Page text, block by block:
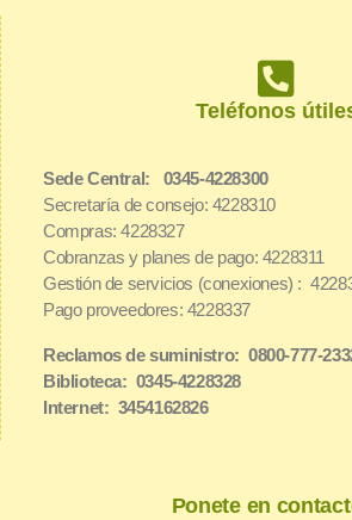
Teléfonos
Sede Central: 0345-4228300
Secretaría de consejo: 4228310
Compras: 4228327
Cobranzas y planes de pago: 4228311
Gestión de servicios (conexiones) :
Pago proveedores: 4228337
Reclamos de suministro: 0800-777-
Biblioteca: 0345-4228328
Internet: 3454162826
Ponete en